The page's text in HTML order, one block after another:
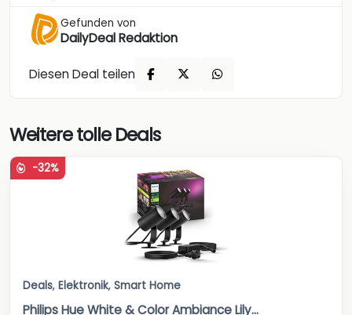
Gefunden von
DailyDeal Redaktion
Diesen Deal teilen
Weitere tolle Deals
-32%
Deals, Elektronik, Smart Home
Philips Hue White & Color Ambiance Lily...